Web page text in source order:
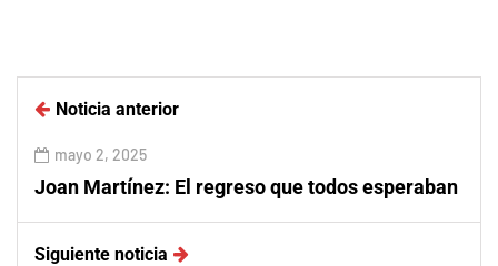
Noticia anterior
mayo 2, 2025
Joan Martínez: El regreso que todos esperaban
Siguiente noticia